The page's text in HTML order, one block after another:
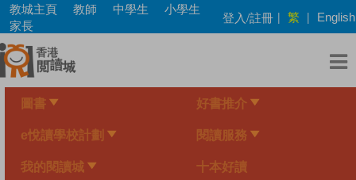
Skip
main
content
教城主頁 教師 中學生
小學生
家長
登入/註冊 | 繁 | English
圖書 好書推介
e悅讀學校計劃 閱讀服務
我的閱讀城 十本好讀